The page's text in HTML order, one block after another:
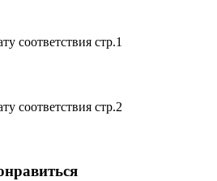
соответствия стр.1
соответствия стр.2